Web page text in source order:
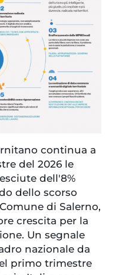
continua a
del 2026 le
dell'8%
dello scorso
di Salerno,
crescita per la
Un segnale
nazionale da
primo trimestre